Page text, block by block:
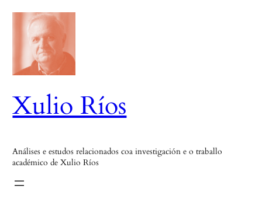
Saltar
contido
Xulio Ríos
Análises e estudos relacionados coa investigación e o traballo
académico de Xulio Ríos